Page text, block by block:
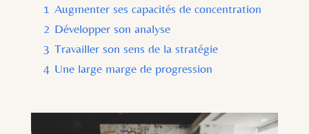
1 Augmenter ses capacités de concentration
2 Développer son analyse
3 Travailler son sens de la stratégie
4 Une large marge de progression